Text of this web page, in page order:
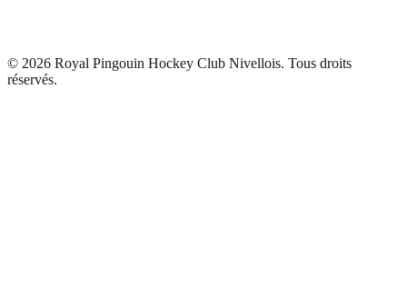
© 2026 Royal Pingouin Hockey Club Nivellois. Tous droits
réservés.